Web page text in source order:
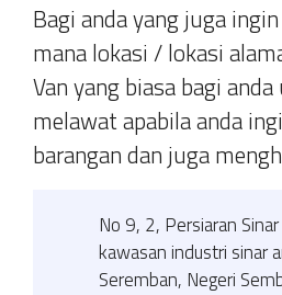
Bagi anda yang juga
mana lokasi / lokasi
Van yang biasa bagi
melawat apabila anda
barangan dan juga
No 9, 2, Persiaran
kawasan industri sinar
Seremban, Negeri